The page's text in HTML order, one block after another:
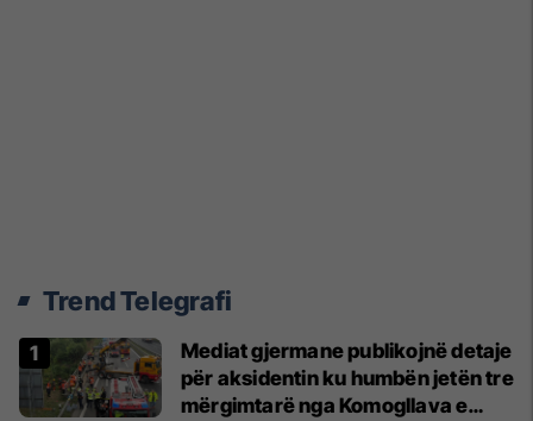
Trend Telegrafi
Mediat gjermane publikojnë detaje
për aksidentin ku humbën jetën tre
mërgimtarë nga Komogllava e